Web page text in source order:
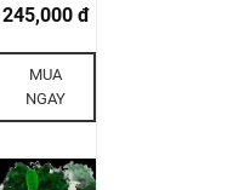
ONG RỪNG
245,000 đ
MUA
NGAY